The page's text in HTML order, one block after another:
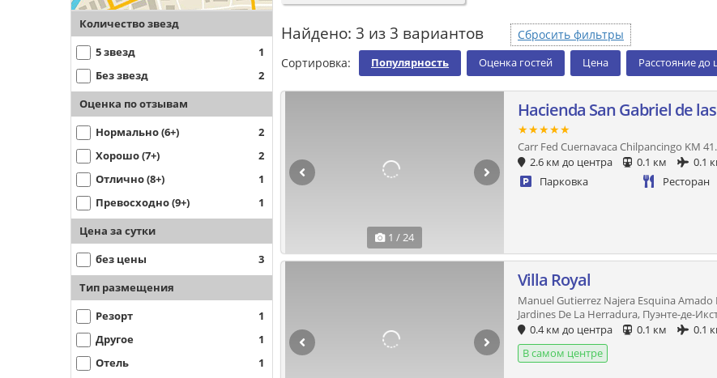
Количество звезд
5 звезд
1
Без звезд
2
Оценка по отзывам
Нормально (6+)
2
Хорошо (7+)
2
Отлично (8+)
1
Превосходно (9+)
1
Цена за сутки
без цены 3
Тип размещения
Резорт
1
Другое
1
Отель
1
Найдено: 3 из 3 вариантов
Сбросить фильтры
Сортировка:
Популярность Оценка гостей Цена Расстояние до
1 / 24
Hacienda San Gabriel de
★★★★★
Carr Fed Cuernavaca Chilpancingo KM
2.6 км до центра
0.1 км
0.1
Парковка
Ресторан
Villa Royal
Manuel Gutierrez Najera Esquina
Jardines De La Herradura, Пуэнте-де-
0.4 км до центра
0.1 км
0.1
В самом центре